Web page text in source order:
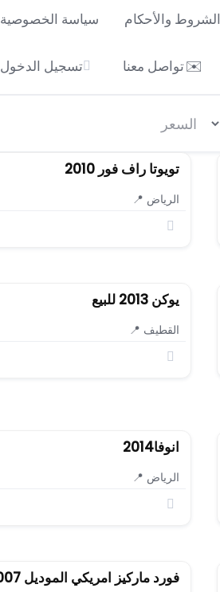
الشروط والأحكام سياسة الخصوصية
تواصل معنا تسجيل الدخول
تويوتا راف فور 2010
الرياض 📍
يوكن 2013 للبيع
القطيف 📍
انوفا2014
الرياض 📍
فورد ماركيز امريكي الموديل 2007